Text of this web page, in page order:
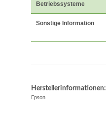
Betriebssysteme
Sonstige Information
Herstellerinformationen:
Epson